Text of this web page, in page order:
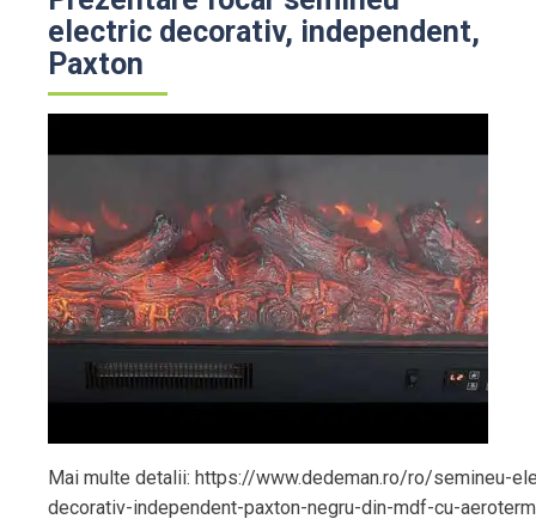
electric decorativ, independent,
Paxton
Mai multe detalii: https://www.dedeman.ro/ro/semineu-
decorativ-independent-paxton-negru-din-mdf-cu-